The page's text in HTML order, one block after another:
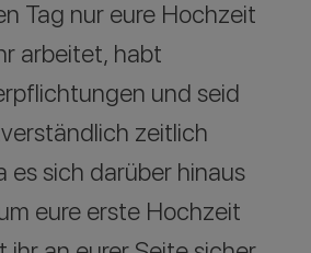
Tag nur eure Hochzeit
arbeitet, habt
und seid
zeitlich
es sich darüber hinaus
eure erste Hochzeit